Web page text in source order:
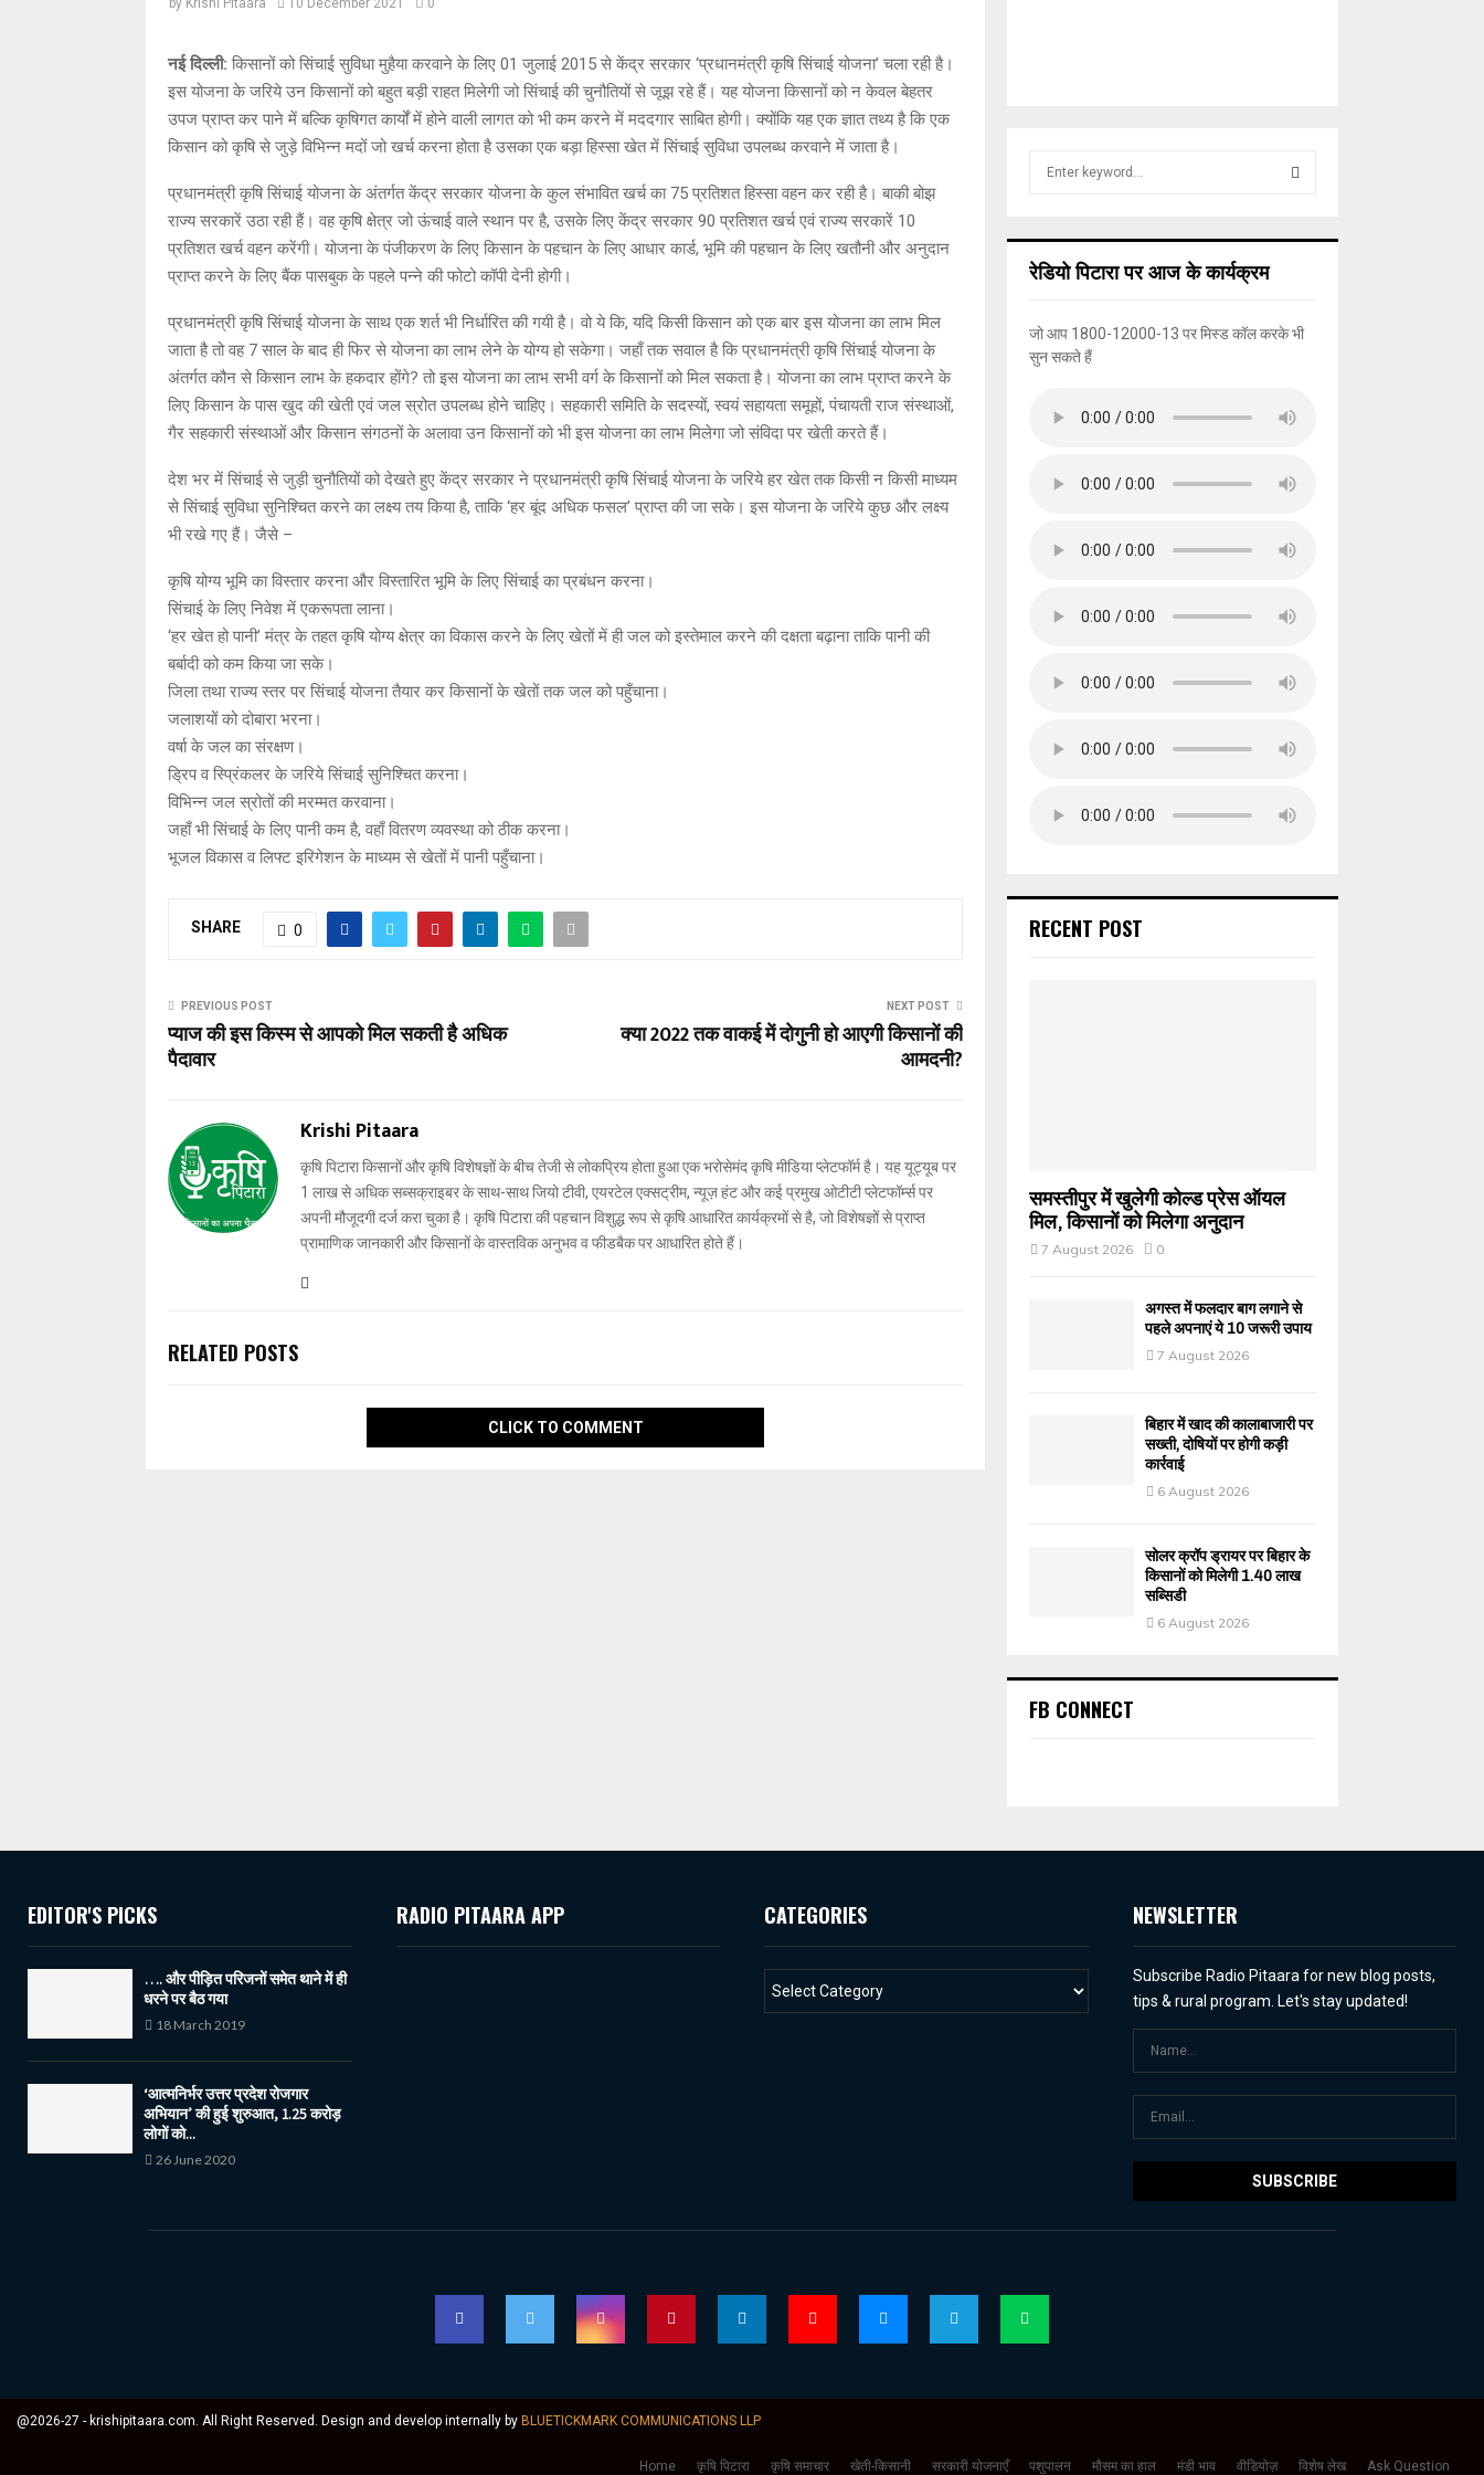
by Krishi Pitaara 10 December 2021 0
नई दिल्ली: किसानों को सिंचाई सुविधा मुहैया करवाने के लिए 01 जुलाई 2015 से केंद्र सरकार ‘प्रधानमंत्री कृषि सिंचाई योजना’ चला रही है।
इस योजना के जरिये उन किसानों को बहुत बड़ी राहत मिलेगी जो सिंचाई की चुनौतियों से जूझ रहे हैं। यह योजना किसानों को न केवल बेहतर
उपज प्राप्त कर पाने में बल्कि कृषिगत कार्यों में होने वाली लागत को भी कम करने में मददगार साबित होगी। क्योंकि यह एक ज्ञात तथ्य है कि एक
किसान को कृषि से जुड़े विभिन्न मदों जो खर्च करना होता है उसका एक बड़ा हिस्सा खेत में सिंचाई सुविधा उपलब्ध करवाने में जाता है।
प्रधानमंत्री कृषि सिंचाई योजना के अंतर्गत केंद्र सरकार योजना के कुल संभावित खर्च का 75 प्रतिशत हिस्सा वहन कर रही है। बाकी बोझ
राज्य सरकारें उठा रही हैं। वह कृषि क्षेत्र जो ऊंचाई वाले स्थान पर है, उसके लिए केंद्र सरकार 90 प्रतिशत खर्च एवं राज्य सरकारें 10
प्रतिशत खर्च वहन करेंगी। योजना के पंजीकरण के लिए किसान के पहचान के लिए आधार कार्ड, भूमि की पहचान के लिए खतौनी और अनुदान
प्राप्त करने के लिए बैंक पासबुक के पहले पन्ने की फोटो कॉपी देनी होगी।
प्रधानमंत्री कृषि सिंचाई योजना के साथ एक शर्त भी निर्धारित की गयी है। वो ये कि, यदि किसी किसान को एक बार इस योजना का लाभ मिल
जाता है तो वह 7 साल के बाद ही फिर से योजना का लाभ लेने के योग्य हो सकेगा। जहाँ तक सवाल है कि प्रधानमंत्री कृषि सिंचाई योजना के
अंतर्गत कौन से किसान लाभ के हकदार होंगे? तो इस योजना का लाभ सभी वर्ग के किसानों को मिल सकता है। योजना का लाभ प्राप्त करने के
लिए किसान के पास खुद की खेती एवं जल स्रोत उपलब्ध होने चाहिए। सहकारी समिति के सदस्यों, स्वयं सहायता समूहों, पंचायती राज संस्थाओं,
गैर सहकारी संस्थाओं और किसान संगठनों के अलावा उन किसानों को भी इस योजना का लाभ मिलेगा जो संविदा पर खेती करते हैं।
देश भर में सिंचाई से जुड़ी चुनौतियों को देखते हुए केंद्र सरकार ने प्रधानमंत्री कृषि सिंचाई योजना के जरिये हर खेत तक किसी न किसी माध्यम
से सिंचाई सुविधा सुनिश्चित करने का लक्ष्य तय किया है, ताकि ‘हर बूंद अधिक फसल’ प्राप्त की जा सके। इस योजना के जरिये कुछ और लक्ष्य
भी रखे गए हैं। जैसे –
कृषि योग्य भूमि का विस्तार करना और विस्तारित भूमि के लिए सिंचाई का प्रबंधन करना।
सिंचाई के लिए निवेश में एकरूपता लाना।
‘हर खेत हो पानी’ मंत्र के तहत कृषि योग्य क्षेत्र का विकास करने के लिए खेतों में ही जल को इस्तेमाल करने की दक्षता बढ़ाना ताकि पानी की
बर्बादी को कम किया जा सके।
जिला तथा राज्य स्तर पर सिंचाई योजना तैयार कर किसानों के खेतों तक जल को पहुँचाना।
जलाशयों को दोबारा भरना।
वर्षा के जल का संरक्षण।
ड्रिप व स्प्रिंकलर के जरिये सिंचाई सुनिश्चित करना।
विभिन्न जल स्रोतों की मरम्मत करवाना।
जहाँ भी सिंचाई के लिए पानी कम है, वहाँ वितरण व्यवस्था को ठीक करना।
भूजल विकास व लिफ्ट इरिगेशन के माध्यम से खेतों में पानी पहुँचाना।
SHARE 0
PREVIOUS POST
प्याज की इस किस्म से आपको मिल सकती है अधिक
पैदावार
NEXT POST
क्या 2022 तक वाकई में दोगुनी हो आएगी किसानों की
आमदनी?
Krishi Pitaara
कृषि पिटारा किसानों और कृषि विशेषज्ञों के बीच तेजी से लोकप्रिय होता हुआ एक भरोसेमंद कृषि मीडिया प्लेटफॉर्म है। यह यूट्यूब पर
1 लाख से अधिक सब्सक्राइबर के साथ-साथ जियो टीवी, एयरटेल एक्सट्रीम, न्यूज़ हंट और कई प्रमुख ओटीटी प्लेटफॉर्म्स पर
अपनी मौजूदगी दर्ज करा चुका है। कृषि पिटारा की पहचान विशुद्ध रूप से कृषि आधारित कार्यक्रमों से है, जो विशेषज्ञों से प्राप्त
प्रामाणिक जानकारी और किसानों के वास्तविक अनुभव व फीडबैक पर आधारित होते हैं।
RELATED POSTS
CLICK TO COMMENT
h
रेडियो पिटारा पर आज के कार्यक्रम
जो आप 1800-12000-13 पर मिस्ड कॉल करके भी
सुन सकते हैं
RECENT POST
समस्तीपुर में खुलेगी कोल्ड प्रेस ऑयल
मिल, किसानों को मिलेगा अनुदान
7 August 2026 0
अगस्त में फलदार बाग लगाने से
पहले अपनाएं ये 10 जरूरी उपाय
7 August 2026
बिहार में खाद की कालाबाजारी पर
सख्ती, दोषियों पर होगी कड़ी
कार्रवाई
6 August 2026
सोलर क्रॉप ड्रायर पर बिहार के
किसानों को मिलेगी 1.40 लाख
सब्सिडी
6 August 2026
FB CONNECT
EDITOR'S PICKS
…. और पीड़ित परिजनों समेत थाने में ही
धरने पर बैठ गया
18 March 2019
‘आत्मनिर्भर उत्तर प्रदेश रोजगार
अभियान’ की हुई शुरुआत, 1.25 करोड़
लोगों को...
26 June 2020
RADIO PITAARA APP CATEGORIES NEWSLETTER
Subscribe Radio Pitaara for new blog posts,
tips & rural program. Let's stay updated!
@2026-27 - krishipitaara.com. All Right Reserved. Design and develop internally by BLUETICKMARK COMMUNICATIONS LLP
Home कृषि पिटारा कृषि समाचार खेती-किसानी सरकारी योजनाएँ पशुपालन मौसम का हाल मंडी भाव वीडियोज़ विशेष लेख Ask Question